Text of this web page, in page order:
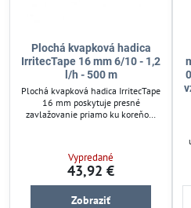
Plochá kvapková hadica
IrritecTape 16 mm 6/10 - 1,2
l/h - 500 m
Plochá kvapková hadica IrritecTape
16 mm poskytuje presné
zavlažovanie priamo ku koreňom
pre závlahu samospádom. Hadica je
flexibilná, šetrí miesto a vhodná pre
menšie záhony aj rozsiahlejšie
výsadby. Vhodné príslušenstvo
Vypredané
43,92 €
Zobraziť